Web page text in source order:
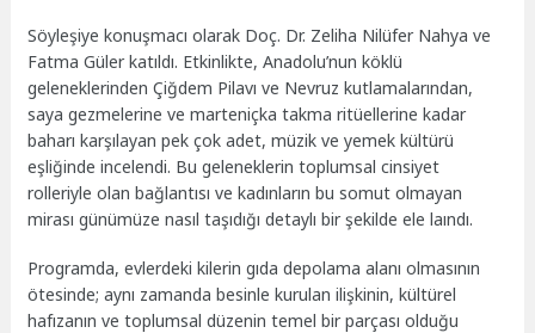
Söyleşiye konuşmacı olarak Doç. Dr. Zeliha Nilüfer Nahya ve
Fatma Güler katıldı. Etkinlikte, Anadolu’nun köklü
geleneklerinden Çiğdem Pilavı ve Nevruz kutlamalarından,
saya gezmelerine ve marteniçka takma ritüellerine kadar
baharı karşılayan pek çok adet, müzik ve yemek kültürü
eşliğinde incelendi. Bu geleneklerin toplumsal cinsiyet
rolleriyle olan bağlantısı ve kadınların bu somut olmayan
mirası günümüze nasıl taşıdığı detaylı bir şekilde ele laındı.
Programda, evlerdeki kilerin gıda depolama alanı olmasının
ötesinde; aynı zamanda besinle kurulan ilişkinin, kültürel
hafızanın ve toplumsal düzenin temel bir parçası olduğu